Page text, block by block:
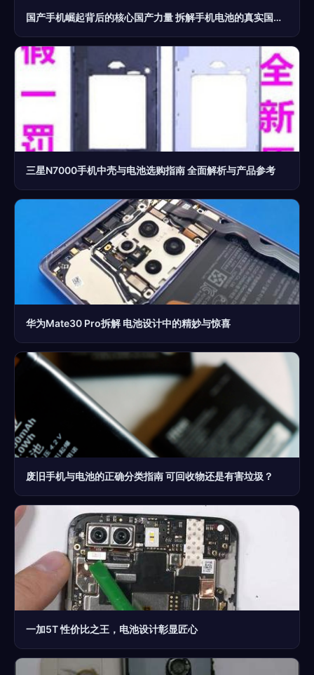
国产手机崛起背后的核心国产力量 拆解手机电池的真实国产化之路
三星N7000手机中壳与电池选购指南 全面解析与产品参考
华为Mate30 Pro拆解 电池设计中的精妙与惊喜
废旧手机与电池的正确分类指南 可回收物还是有害垃圾？
一加5T 性价比之王，电池设计彰显匠心